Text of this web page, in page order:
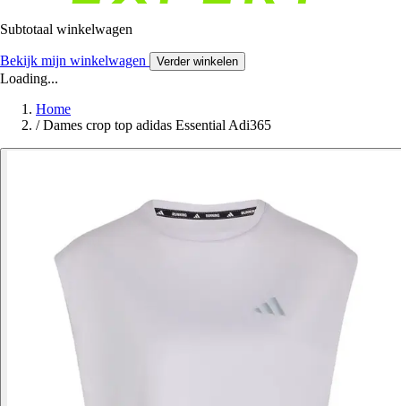
Subtotaal winkelwagen
Bekijk mijn winkelwagen Verder winkelen
Loading...
Home
/ Dames crop top adidas Essential Adi365